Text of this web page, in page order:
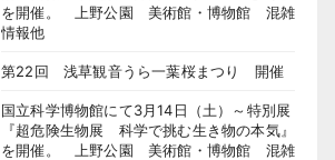
を開催。 上野公園 美術館・博物館 混雑
情報他
第22回 浅草観音うら一葉桜まつり 開催
国立科学博物館にて3月14日（土）～特別展
『超危険生物展 科学で挑む生き物の本気』
を開催。 上野公園 美術館・博物館 混雑